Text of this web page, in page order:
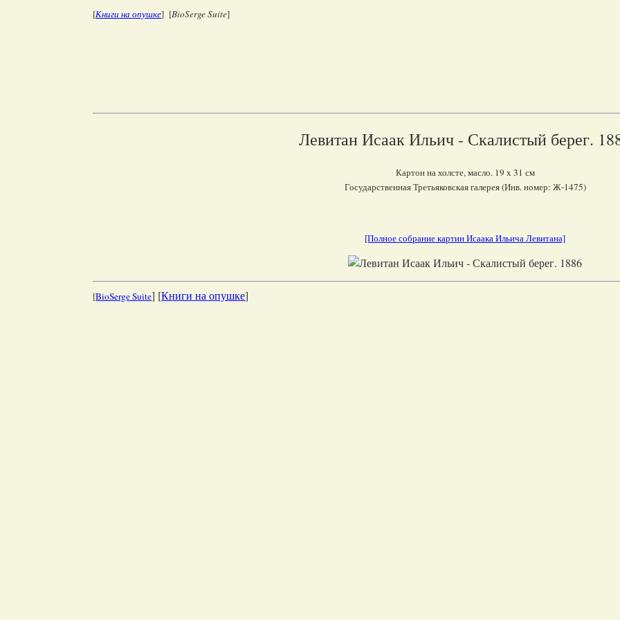
[Книги на опушке] [BioSerge Suite]
Левитан Исаак Ильич - Скалистый берег.
Картон на холсте, масло. 19 x 31 см
Государственная Третьяковская галерея (Инв. номер: Ж-1475)
[Полное собрание картин Исаака Ильича Левитана]
[BioSerge Suite] [Книги на опушке]